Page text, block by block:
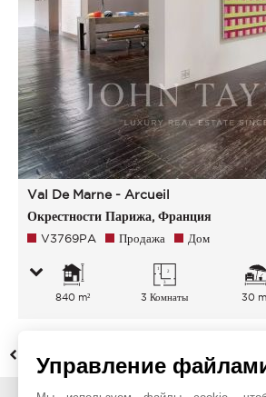
Val De Marne - Arcueil
Окрестности Парижа, Франция
V3769PA Продажа Дом
840 m² 3 Комнаты 30
НАЗАД
Управление